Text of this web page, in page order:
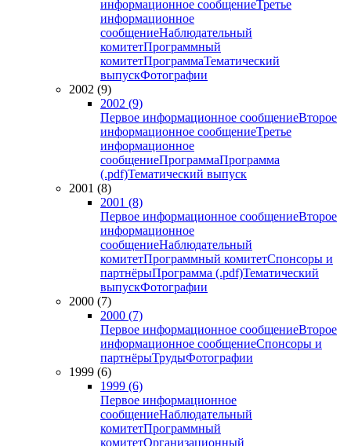
информационное сообщениеТретье
информационное
сообщениеНаблюдательный
комитетПрограммный
комитетПрограммаТематический
выпускФотографии
2002 (9)
2002 (9)
Первое информационное сообщениеВторое
информационное сообщениеТретье
информационное
сообщениеПрограммаПрограмма
(.pdf)Тематический выпуск
2001 (8)
2001 (8)
Первое информационное сообщениеВторое
информационное
сообщениеНаблюдательный
комитетПрограммный комитетСпонсоры и
партнёрыПрограмма (.pdf)Тематический
выпускФотографии
2000 (7)
2000 (7)
Первое информационное сообщениеВторое
информационное сообщениеСпонсоры и
партнёрыТрудыФотографии
1999 (6)
1999 (6)
Первое информационное
сообщениеНаблюдательный
комитетПрограммный
комитетОрганизационный